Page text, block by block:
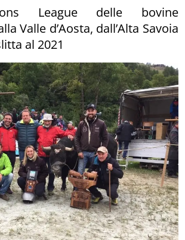
League delle bovine
Valle d’Aosta, dall’Alta Savoia
al 2021